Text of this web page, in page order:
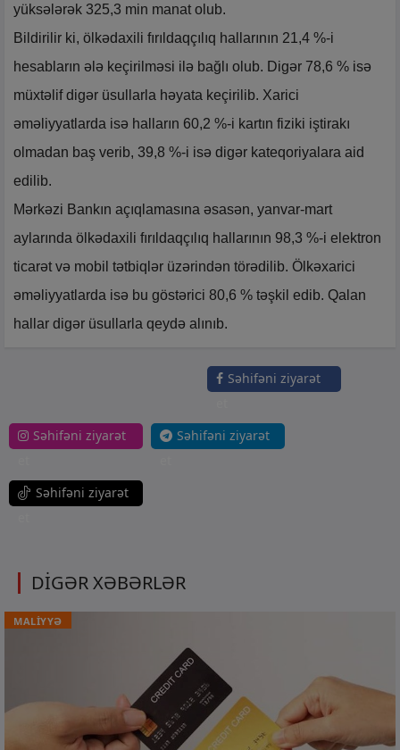
yüksələrək 325,3 min manat olub.
Bildirilir ki, ölkədaxili fırıldaqçılıq hallarının 21,4 %-i
hesabların ələ keçirilməsi ilə bağlı olub. Digər 78,6 % isə
müxtəlif digər üsullarla həyata keçirilib. Xarici
əməliyyatlarda isə halların 60,2 %-i kartın fiziki iştirakı
olmadan baş verib, 39,8 %-i isə digər kateqoriyalara aid
edilib.
Mərkəzi Bankın açıqlamasına əsasən, yanvar-mart
aylarında ölkədaxili fırıldaqçılıq hallarının 98,3 %-i elektron
ticarət və mobil tətbiqlər üzərindən törədilib. Ölkəxarici
əməliyyatlarda isə bu göstərici 80,6 % təşkil edib. Qalan
hallar digər üsullarla qeydə alınıb.
Səhifəni ziyarət
Səhifəni ziyarət
Səhifəni ziyarət
Səhifəni ziyarət
DİGƏR XƏBƏRLƏR
MALİYYƏ